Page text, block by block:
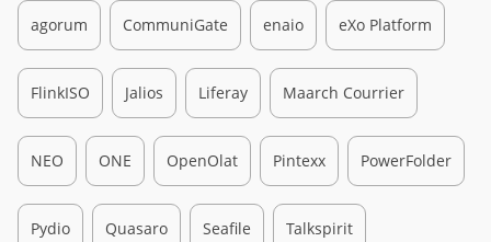
agorum CommuniGate enaio eXo Platform
FlinkISO Jalios Liferay Maarch Courrier
NEO ONE OpenOlat Pintexx PowerFolder
Pydio Quasaro Seafile Talkspirit